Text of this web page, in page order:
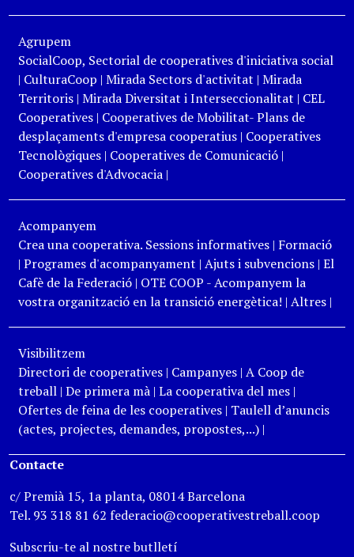
Agrupem
SocialCoop, Sectorial de cooperatives d'iniciativa social
| CulturaCoop | Mirada Sectors d'activitat | Mirada
Territoris| Mirada Diversitat i Interseccionalitat | CEL
Cooperatives| Cooperatives de Mobilitat- Plans de
desplaçaments d'empresa cooperatius| Cooperatives
Tecnològiques| Cooperatives de Comunicació|
Cooperatives d'Advocacia|
Acompanyem
Crea una cooperativa. Sessions informatives| Formació
| Programes d'acompanyament | Ajuts i subvencions| El
Cafè de la Federació| OTE COOP - Acompanyem la
vostra organització en la transició energètica! | Altres|
Visibilitzem
Directori de cooperatives| Campanyes| A Coop de
treball| De primera mà| La cooperativa del mes|
Ofertes de feina de les cooperatives| Taulell d’anuncis
(actes, projectes, demandes, propostes,...)|
Contacte
c/ Premià 15, 1a planta, 08014 Barcelona
Tel. 93 318 81 62 federacio@cooperativestreball.coop
Subscriu-te al nostre butlletí